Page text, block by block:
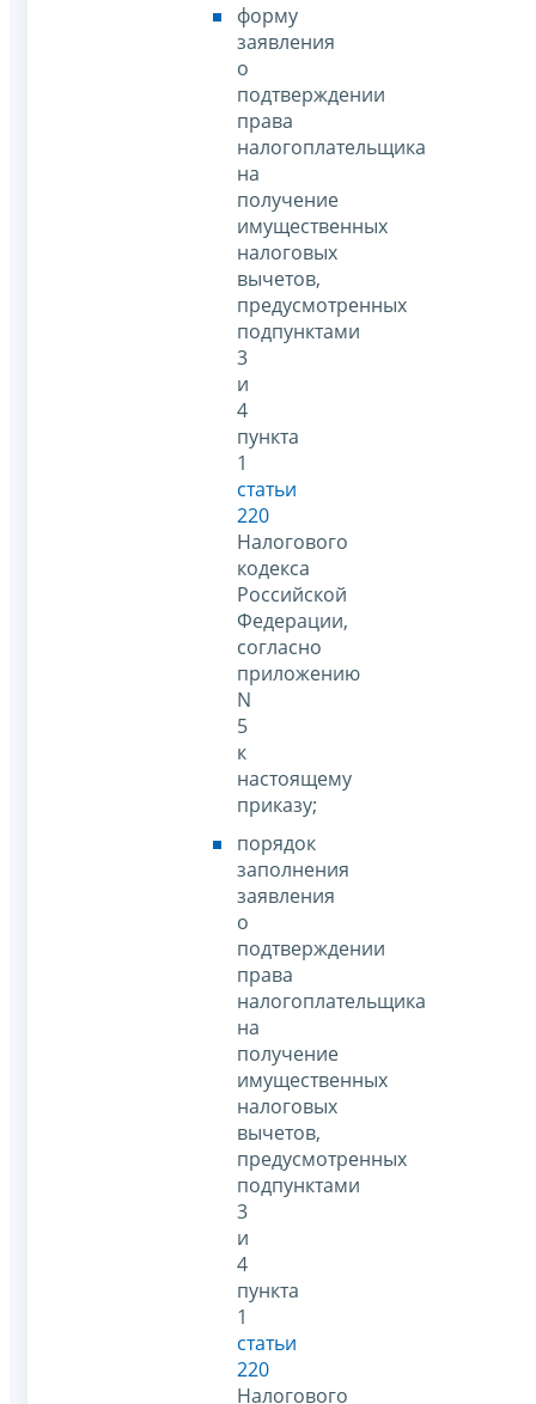
форму
заявления
о
подтверждении
права
налогоплательщика
на
получение
имущественных
налоговых
вычетов,
предусмотренных
подпунктами
3
и
4
пункта
1
статьи
220
Налогового
кодекса
Российской
Федерации,
согласно
приложению
N
5
к
настоящему
приказу;
порядок
заполнения
заявления
о
подтверждении
права
налогоплательщика
на
получение
имущественных
налоговых
вычетов,
предусмотренных
подпунктами
3
и
4
пункта
1
статьи
220
Налогового